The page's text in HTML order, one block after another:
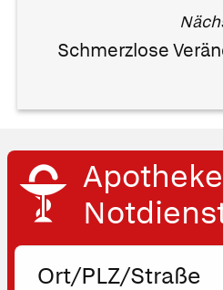
Schmerzlose
Ort,